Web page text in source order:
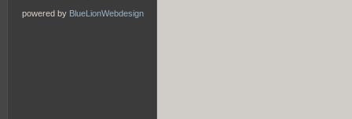
powered by BlueLionWebdesign